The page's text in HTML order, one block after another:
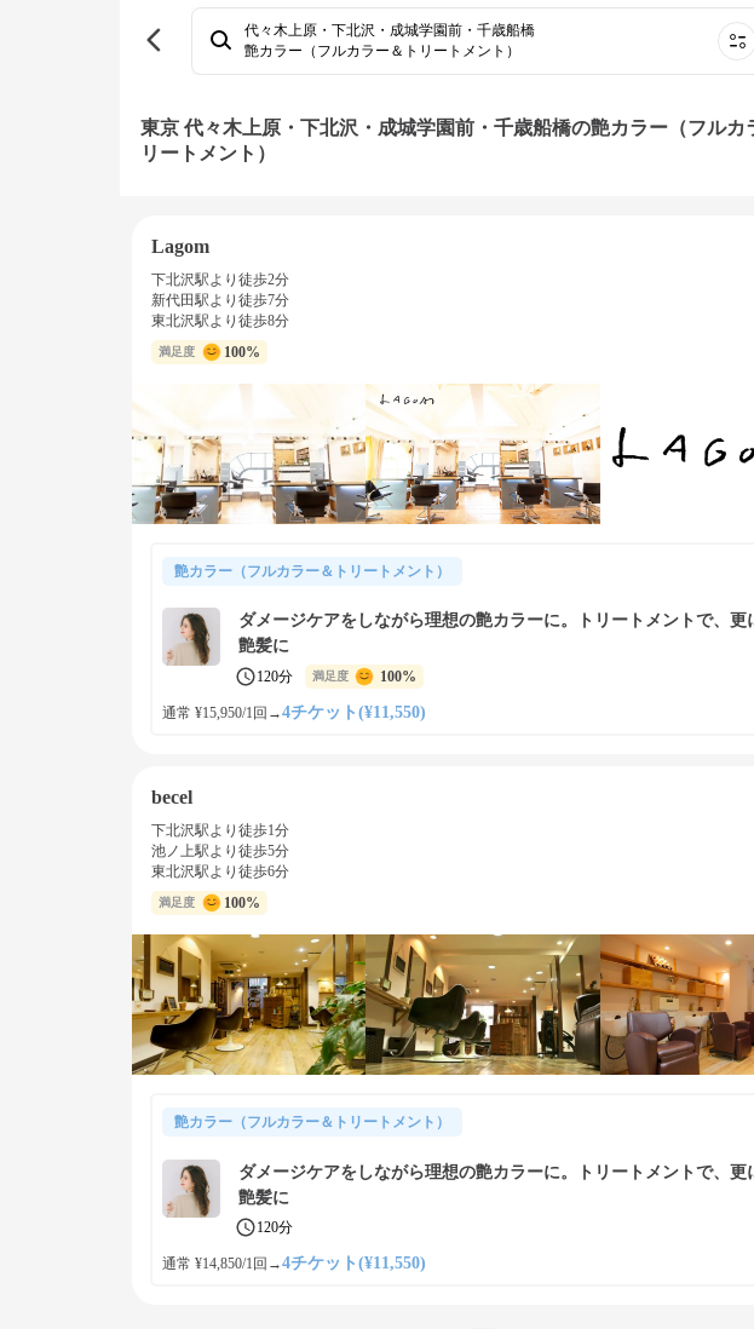
代々木上原・下北沢・成城学園前・千歳船橋
艶カラー（フルカラー＆トリートメント）
東京 代々木上原・下北沢・成城学園前・千歳船橋の艶カラー（フルカ
リートメント）
Lagom
下北沢駅より徒歩2分
新代田駅より徒歩7分
東北沢駅より徒歩8分
満足度 100%
艶カラー（フルカラー＆トリートメント）
ダメージケアをしながら理想の艶カラーに。トリートメントで、更
艶髪に
120分 満足度 100%
通常 ¥15,950/1回 →4チケット(¥11,550)
becel
下北沢駅より徒歩1分
池ノ上駅より徒歩5分
東北沢駅より徒歩6分
満足度 100%
艶カラー（フルカラー＆トリートメント）
ダメージケアをしながら理想の艶カラーに。トリートメントで、更
艶髪に
120分
通常 ¥14,850/1回 →4チケット(¥11,550)